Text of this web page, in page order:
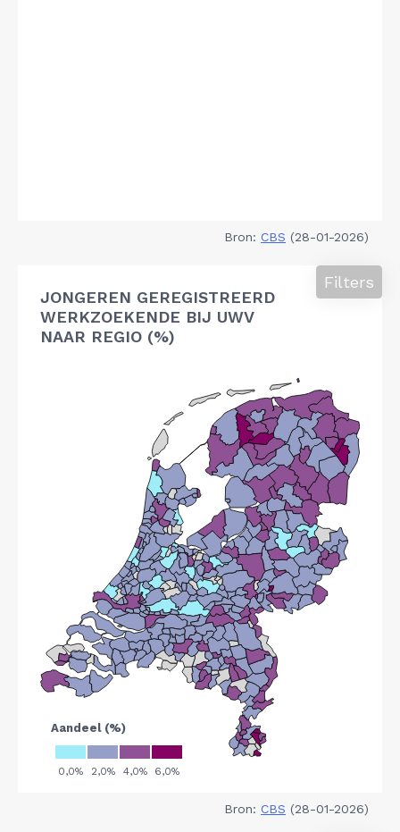
Bron: CBS (28-01-2026)
JONGEREN GEREGISTREERD
WERKZOEKENDE BIJ UWV
NAAR REGIO (%)
Filters
Bron: CBS (28-01-2026)